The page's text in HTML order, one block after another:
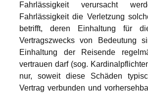
Fahrlässigkeit verursacht
Fahrlässigkeit die Verletzung
betrifft, deren Einhaltung für
Vertragszwecks von Bedeutung
Einhaltung der Reisende
vertrauen darf (sog.
nur, soweit diese Schäden
Vertrag verbunden und